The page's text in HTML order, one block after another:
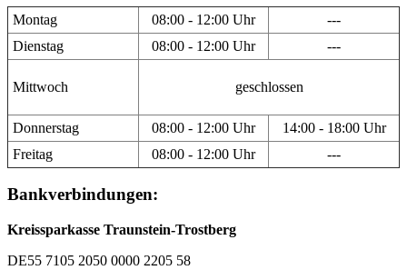
Montag 08:00 - 12:00 Uhr
---
Dienstag
08:00 - 12:00 Uhr ---
Mittwoch geschlossen
Donnerstag 08:00 - 12:00 Uhr
14:00 - 18:00 Uhr
Freitag
08:00 - 12:00 Uhr ---
Bankverbindungen:
Kreissparkasse Traunstein-Trostberg
DE55 7105 2050 0000 2205 58